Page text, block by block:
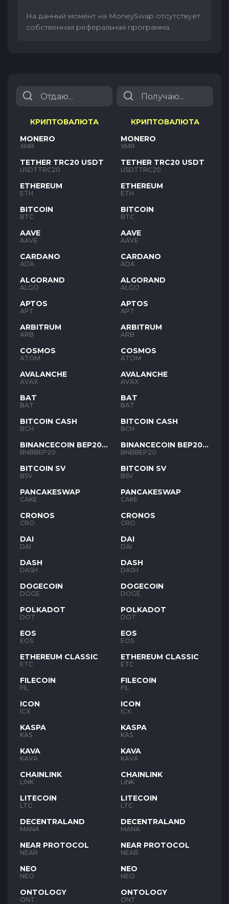
На данный момент на MoneySwap отсутствует
собственная реферальная программа.
КРИПТОВАЛЮТА
MONERO
XMR
TETHER TRC20 USDT
USDTTRC20
ETHEREUM
ETH
BITCOIN
BTC
AAVE
AAVE
CARDANO
ADA
ALGORAND
ALGO
APTOS
APT
ARBITRUM
ARB
COSMOS
ATOM
AVALANCHE
AVAX
BAT
BAT
BITCOIN CASH
BCH
BINANCECOIN BEP20
BNB
BNBBEP20
BITCOIN SV
BSV
PANCAKESWAP
CAKE
CRONOS
CRO
DAI
DAI
DASH
DASH
DOGECOIN
DOGE
POLKADOT
DOT
EOS
EOS
ETHEREUM CLASSIC
ETC
FILECOIN
FIL
ICON
ICX
KASPA
KAS
KAVA
KAVA
CHAINLINK
LINK
LITECOIN
LTC
DECENTRALAND
MANA
NEAR PROTOCOL
NEAR
NEO
NEO
ONTOLOGY
ONT
КРИПТОВАЛЮТА
MONERO
XMR
TETHER TRC20 USDT
USDTTRC20
ETHEREUM
ETH
BITCOIN
BTC
AAVE
AAVE
CARDANO
ADA
ALGORAND
ALGO
APTOS
APT
ARBITRUM
ARB
COSMOS
ATOM
AVALANCHE
AVAX
BAT
BAT
BITCOIN CASH
BCH
BINANCECOIN BEP20
BNB
BNBBEP20
BITCOIN SV
BSV
PANCAKESWAP
CAKE
CRONOS
CRO
DAI
DAI
DASH
DASH
DOGECOIN
DOGE
POLKADOT
DOT
EOS
EOS
ETHEREUM CLASSIC
ETC
FILECOIN
FIL
ICON
ICX
KASPA
KAS
KAVA
KAVA
CHAINLINK
LINK
LITECOIN
LTC
DECENTRALAND
MANA
NEAR PROTOCOL
NEAR
NEO
NEO
ONTOLOGY
ONT